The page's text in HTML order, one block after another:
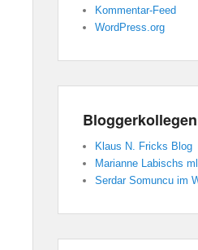
Kommentar-Feed
WordPress.org
Bloggerkollegen
Klaus N. Fricks Blog
Marianne Labischs
Serdar Somuncu im